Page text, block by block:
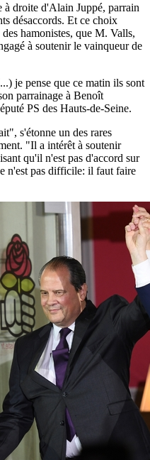
à droite d'Alain Juppé, parrain
désaccords. Et ce choix
hamonistes, que M. Valls,
à soutenir le vainqueur de
je pense que ce matin ils sont
parrainage à Benoît
PS des Hauts-de-Seine.
s'étonne un des rares
"Il a intérêt à soutenir
qu'il n'est pas d'accord sur
n'est pas difficile: il faut faire